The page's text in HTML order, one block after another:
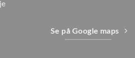
Se på Google maps